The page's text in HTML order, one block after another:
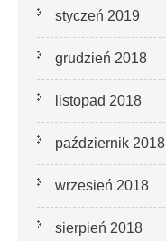
styczeń 2019
grudzień 2018
listopad 2018
październik 2018
wrzesień 2018
sierpień 2018